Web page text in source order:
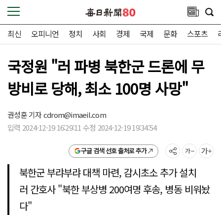
최신 오피니언 정치 사회 경제 국제 문화 스포츠
국정원 "러 파병 북한군 드론에 무
방비로 당해, 최소 100명 사망"
권성훈 기자cdrom@imaeil.com
입력 2024-12-19 16:29:11 수정 2024-12-19 19:34:54
구글 검색 선호 출처로 추가
북한군 부랴부랴 대책 마련, 감시초소 추가 설치
러 간호사 "북한 부상병 200여명 후송, 병동 비워놨
다"